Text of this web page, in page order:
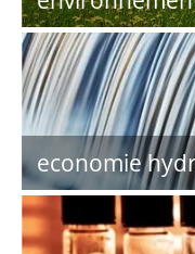
economie